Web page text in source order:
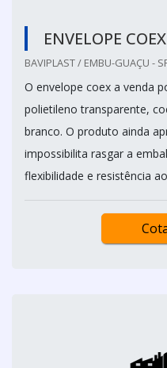
ENVELOPE
BAVIPLAST / EMBU-GUAÇU -
O envelope coex a venda
polietileno transparente,
branco. O produto ainda
impossibilita rasgar a
flexibilidade e resistência